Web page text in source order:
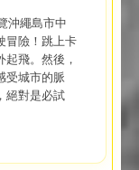
沖繩島市中
冒險！跳上卡
飛。然後，
受城市的脈
絕對是必試